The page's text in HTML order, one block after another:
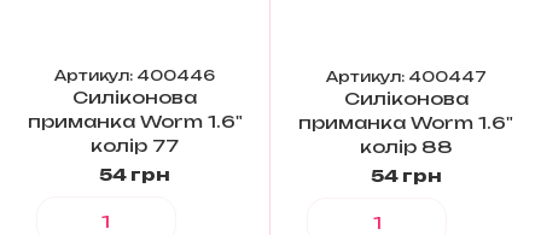
Артикул: 400446
Силіконова
приманка Worm 1.6"
колір 77
54 грн
Артикул: 400447
Силіконова
приманка Worm 1.6"
колір 88
54 грн